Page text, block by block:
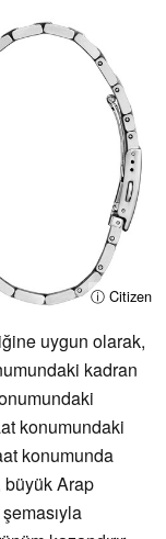
ⓘ Citizen
uygun olarak,
kadran
konumundaki
konumunda
büyük Arap